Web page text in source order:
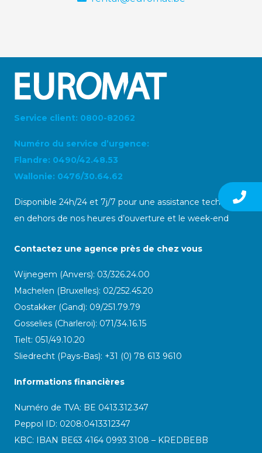
Service client: 0800-82062
Numéro du service d’urgence:
Flandre: 0490/42.48.53
Wallonie: 0476/30.64.62
Disponible 24h/24 et 7j/7 pour une assistance technique
en dehors de nos heures d’ouverture et le week-end
Contactez une agence près de chez vous
Wijnegem (Anvers): 03/326.24.00
Machelen (Bruxelles): 02/252.45.20
Oostakker (Gand): 09/251.79.79
Gosselies (Charleroi): 071/34.16.15
Tielt: 051/49.10.20
Sliedrecht (Pays-Bas): +31 (0) 78 613 9610
Informations financières
Numéro de TVA: BE 0413.312.347
Peppol ID: 0208:0413312347
KBC: IBAN BE63 4164 0993 3108 – KREDBEBB